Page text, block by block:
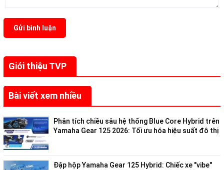
Giới thiệu TVP
Bài viết xem nhiều
Phân tích chiều sâu hệ thống Blue Core Hybrid trên
Yamaha Gear 125 2026: Tối ưu hóa hiệu suất đô thị
Đập hộp Yamaha Gear 125 Hybrid: Chiếc xe "vibe"
Gửi bình luận